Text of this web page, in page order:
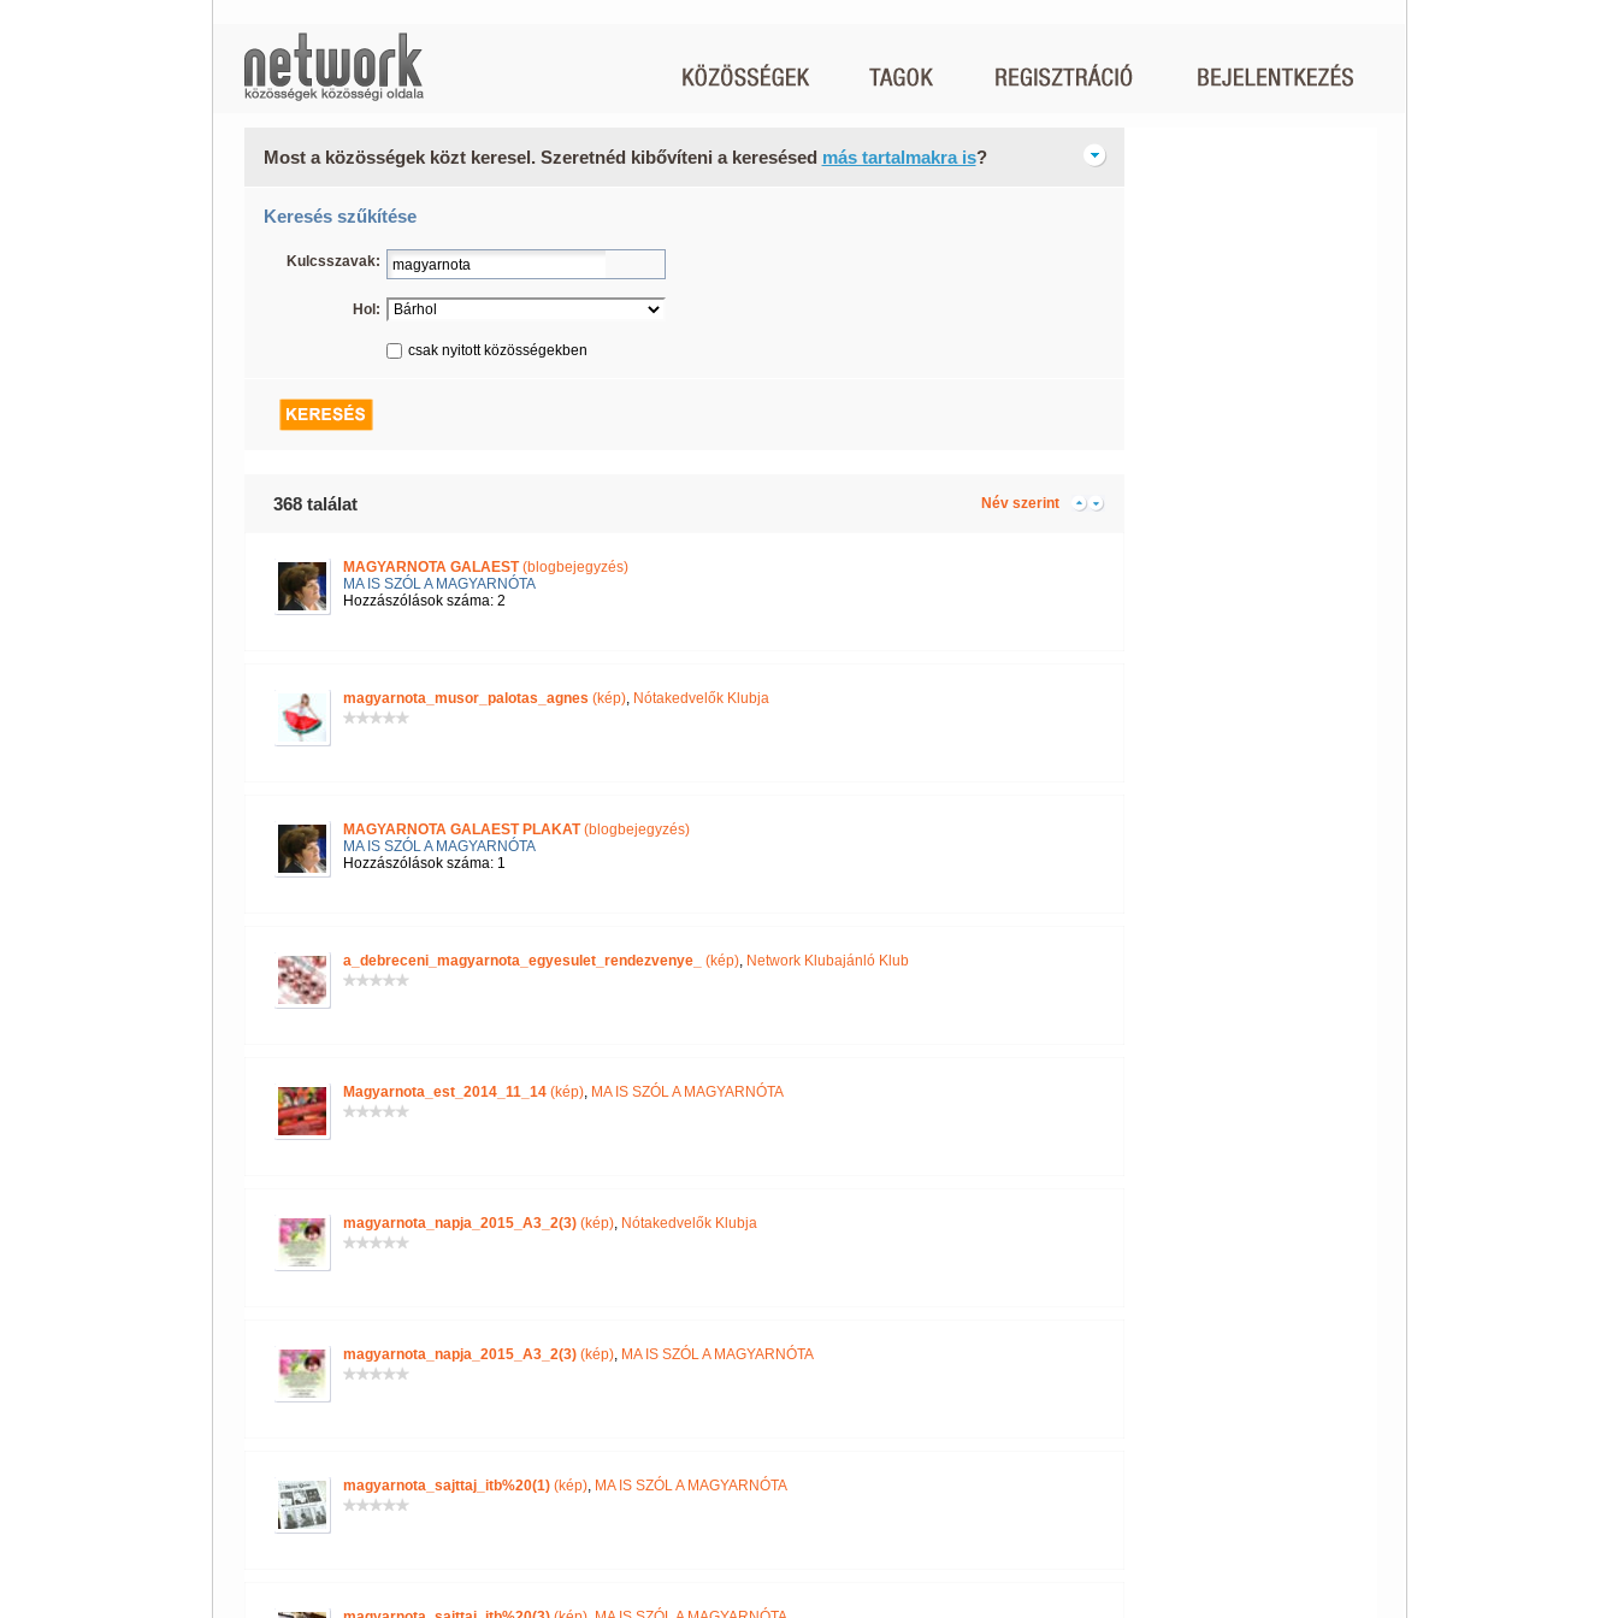
Most a közösségek közt keresel. Szeretnéd kibővíteni a keresésed más tartalmakra is?
Keresés szűkítése
Kulcsszavak:
Hol:
csak nyitott közösségekben
368 találat Név szerint
MAGYARNOTA GALAEST(blogbejegyzés)
MA IS SZÓL A MAGYARNÓTA
Hozzászólások száma: 2
magyarnota_musor_palotas_agnes (kép), Nótakedvelők Klubja
MAGYARNOTA GALAEST PLAKAT(blogbejegyzés)
MA IS SZÓL A MAGYARNÓTA
Hozzászólások száma: 1
a_debreceni_magyarnota_egyesulet_rendezvenye_ (kép), Network Klubajánló Klub
Magyarnota_est_2014_11_14(kép), MA IS SZÓL A MAGYARNÓTA
magyarnota_napja_2015_A3_2(3)(kép), Nótakedvelők Klubja
magyarnota_napja_2015_A3_2(3)(kép), MA IS SZÓL A MAGYARNÓTA
magyarnota_sajttaj_itb%20(1)(kép), MA IS SZÓL A MAGYARNÓTA